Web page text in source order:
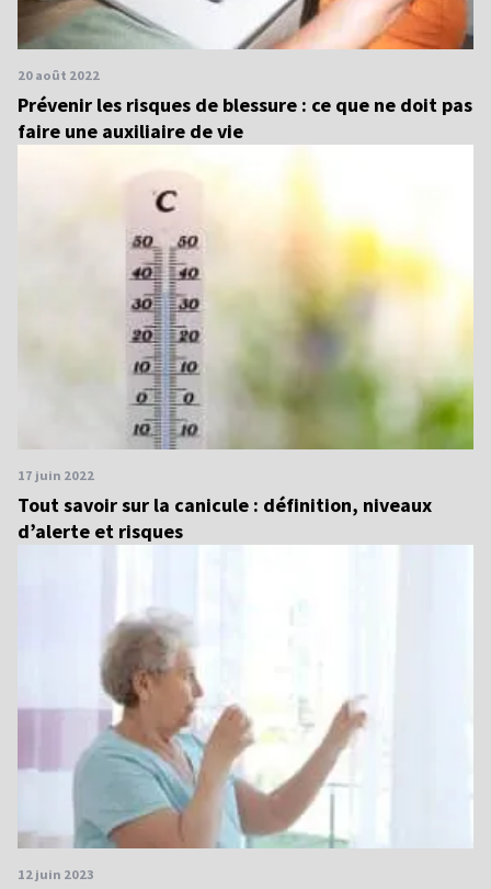
20 août 2022
Prévenir les risques de blessure : ce que ne doit pas
faire une auxiliaire de vie
17 juin 2022
Tout savoir sur la canicule : définition, niveaux
d’alerte et risques
12 juin 2023